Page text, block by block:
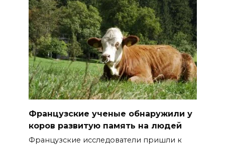
Французские ученые обнаружили у
коров развитую память на людей
Французские исследователи пришли к